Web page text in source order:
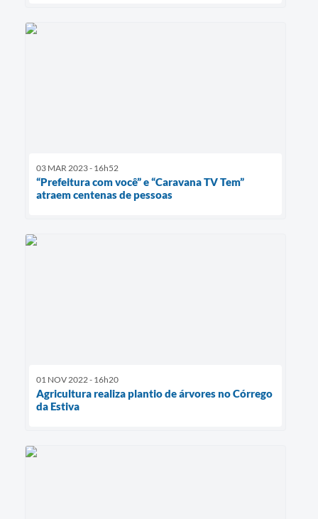
03 MAR 2023 - 16h52
“Prefeitura com você” e “Caravana TV Tem”
atraem centenas de pessoas
01 NOV 2022 - 16h20
Agricultura realiza plantio de árvores no Córrego
da Estiva